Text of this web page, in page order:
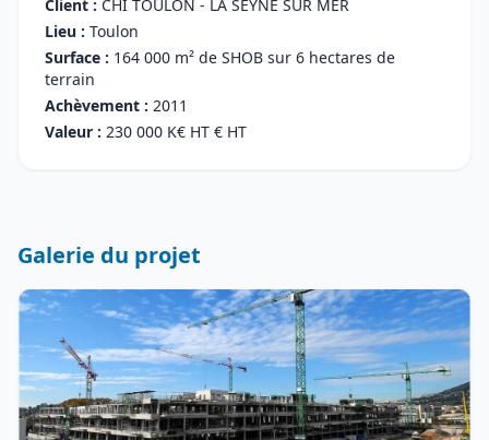
Client : CHI TOULON - LA SEYNE SUR MER
Lieu : Toulon
Surface : 164 000 m² de SHOB sur 6 hectares de
terrain
Achèvement : 2011
Valeur : 230 000 K€ HT € HT
Galerie du projet